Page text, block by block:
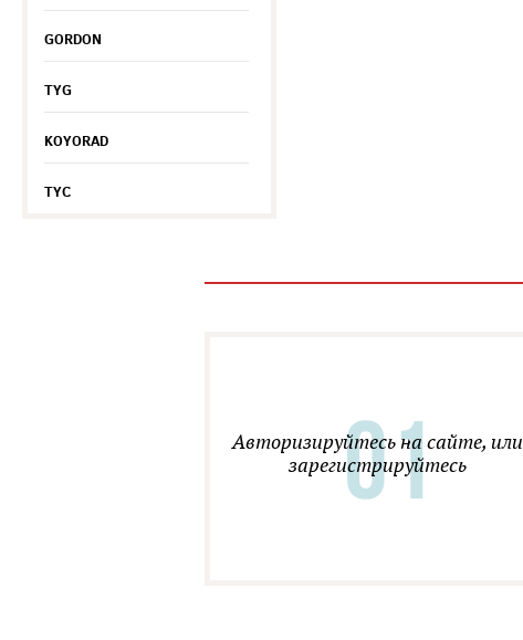
GORDON
TYG
KOYORAD
TYC
Авторизируйтесь на сайте, или
зарегистрируйтесь